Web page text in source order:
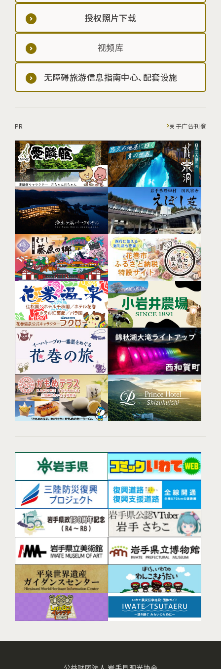
授权照片下载
视频库
无障碍旅游信息指南中心、配套设施
PR 关于广告刊登